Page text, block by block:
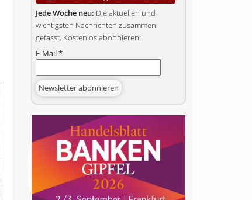
Jede Woche neu: Die aktuellen und
wichtigsten Nachrichten zusammen­
gefasst. Kostenlos abonnieren:
E-Mail*